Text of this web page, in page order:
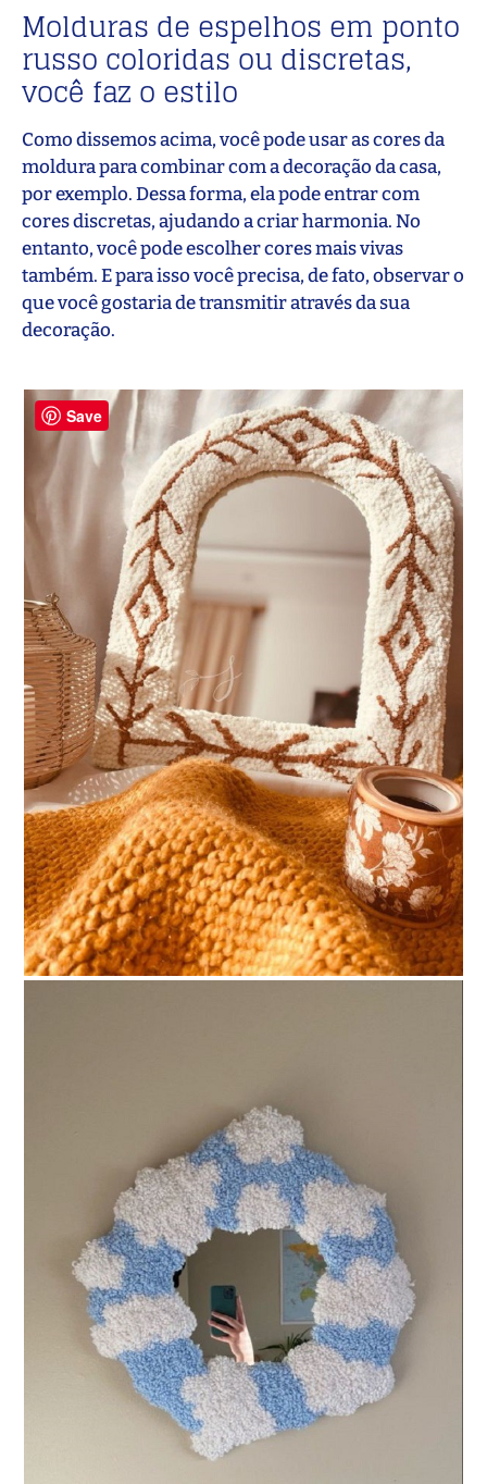
Molduras de espelhos em ponto
russo coloridas ou discretas,
você faz o estilo
Como dissemos acima, você pode usar as cores da
moldura para combinar com a decoração da casa,
por exemplo. Dessa forma, ela pode entrar com
cores discretas, ajudando a criar harmonia. No
entanto, você pode escolher cores mais vivas
também. E para isso você precisa, de fato, observar o
que você gostaria de transmitir através da sua
decoração.
Save